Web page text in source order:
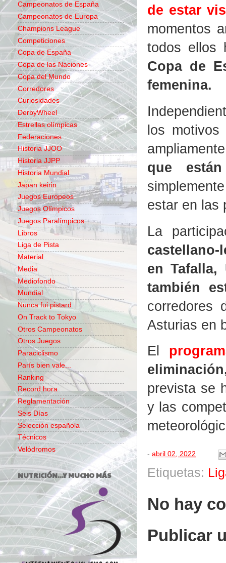
de estar
momentos
todos ellos
Copa de
femenina.
los motivos
que
estar en las
La
en
también
corredores
Asturias en
El
prevista se
y las
- abril 02, 2022
Etiquetas:
No hay
Publicar
Campeonatos de España
Campeonatos de Europa
Champions League
Competiciones
Copa de España
Copa de las Naciones
Copa del Mundo
Corredores
Curiosidades
DerbyWheel
Estrellas olímpicas
Federaciones
Historia JJOO
Historia JJPP
Historia Mundial
Japan keirin
Juegos Europeos
Juegos Olímpicos
Juegos Paralímpicos
Libros
Liga de Pista
Material
Media
Mediofondo
Mundial
Nunca fui pistard
On Track to Tokyo
Otros Campeonatos
Otros Juegos
Paraciclismo
París bien vale...
Ranking
Record hora
Reglamentación
Seis Días
Selección española
Técnicos
Velódromos
NUTRICIÓN...Y MUCHO MÁS